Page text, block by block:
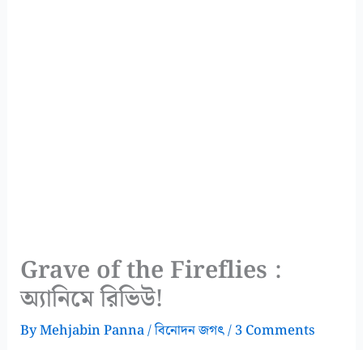
Grave of the Fireflies :
অ্যানিমে রিভিউ!
ByMehjabin Panna/বিনোদন জগৎ/3 Comments